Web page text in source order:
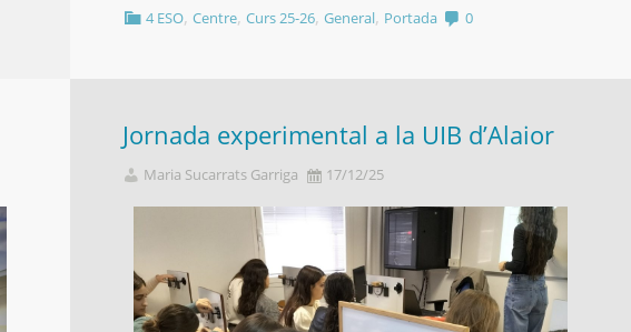
4 ESO,Centre,Curs 25-26,General, Portada 0
Jornada experimental a la UIB d’Alaior
Maria Sucarrats Garriga 17/12/25